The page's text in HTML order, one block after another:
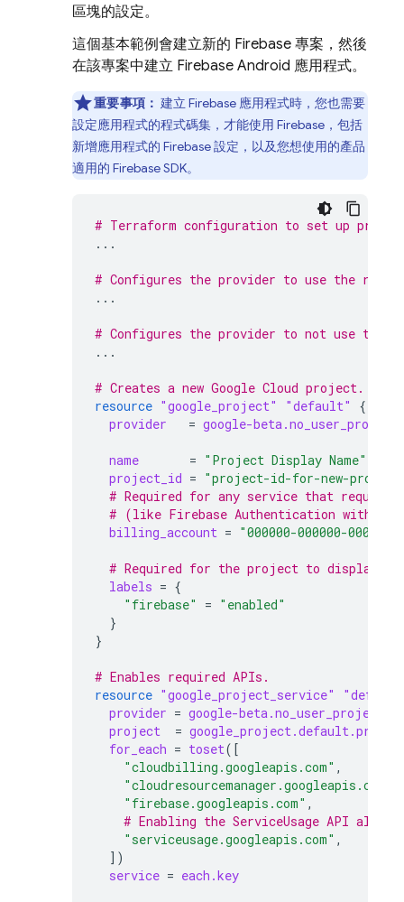
區塊的設定。
這個基本範例會建立新的 Firebase 專案，然後
在該專案中建立 Firebase Android 應用程式。
重要事項： 建立 Firebase 應用程式時，您也需要
設定應用程式的程式碼集，才能使用 Firebase，包括
新增應用程式的 Firebase 設定，以及您想使用的產品
適用的 Firebase SDK。
# Terraform configuration to set up
...
# Configures the provider to use the
...
# Configures the provider to not use the
...
# Creates a new Google Cloud project.
resource "google_project" "default"
{
provider
= google-
name = "Project Display Name"
project_id = "project-id-for-new-
# Required for any service that
# (like Firebase Authentication with
billing_account = "000000-000000-000000"
# Required for the project to display
labels = {
"firebase"
= "enabled"
}
}
# Enables required APIs.
resource "google_project_service"
provider = google-
project
=
for_each = toset([
"cloudbilling.googleapis.com" ,
"cloudresourcemanager.googleapis.com"
"firebase.googleapis.com" ,
# Enabling the ServiceUsage API
"serviceusage.googleapis.com" ,
])
service = each.key